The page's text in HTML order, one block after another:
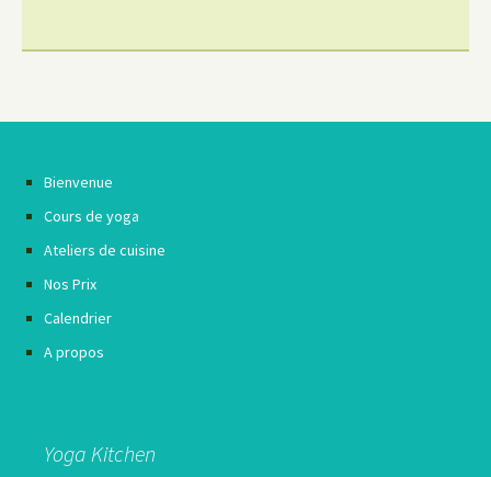
Bienvenue
Cours de yoga
Ateliers de cuisine
Nos Prix
Calendrier
A propos
Yoga Kitchen